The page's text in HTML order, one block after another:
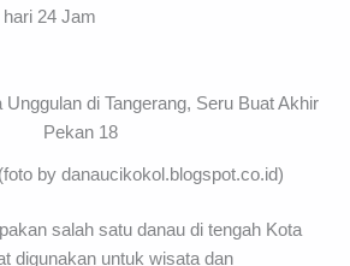
hari 24 Jam
by danaucikokol.blogspot.co.id)
salah satu danau di tengah Kota
digunakan untuk wisata dan